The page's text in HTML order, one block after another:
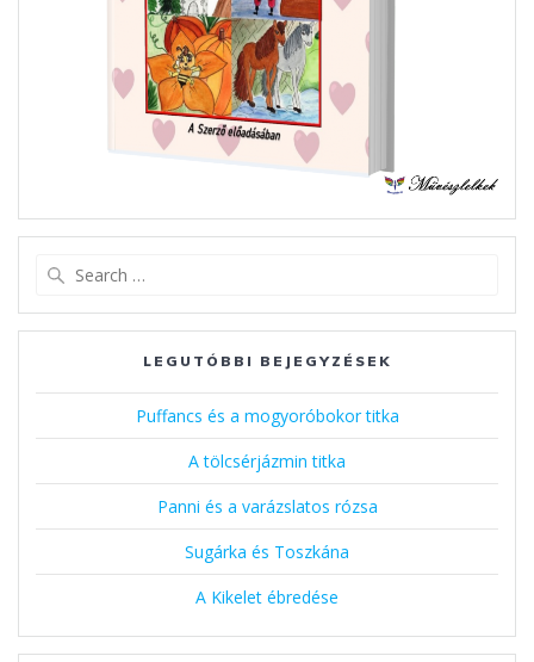
LEGUTÓBBI BEJEGYZÉSEK
Puffancs és a mogyoróbokor titka
A tölcsérjázmin titka
Panni és a varázslatos rózsa
Sugárka és Toszkána
A Kikelet ébredése